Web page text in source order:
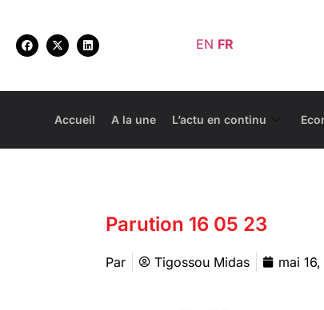
EN FR
Accueil A la une L’actu en continu
Parution 16 05 23
Par Tigossou Midas mai